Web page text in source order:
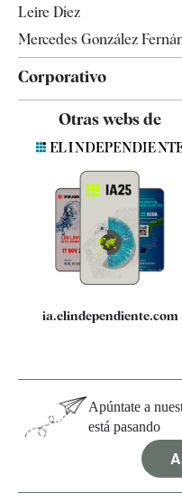
Leire Díez
Mercedes González
Corporativo
Contacto
Quiénes somos
Especificaciones
Otras webs de
ia.elindependiente.com
Apúntate a
está pasando